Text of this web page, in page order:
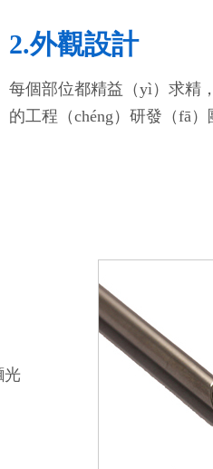
2.外觀設計
每個部位都精益（yì）求精
的工程（chéng）研發（fā
光